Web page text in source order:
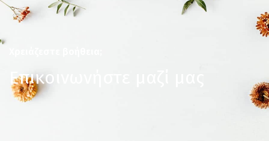
Επικοινωνήστε μαζί μας